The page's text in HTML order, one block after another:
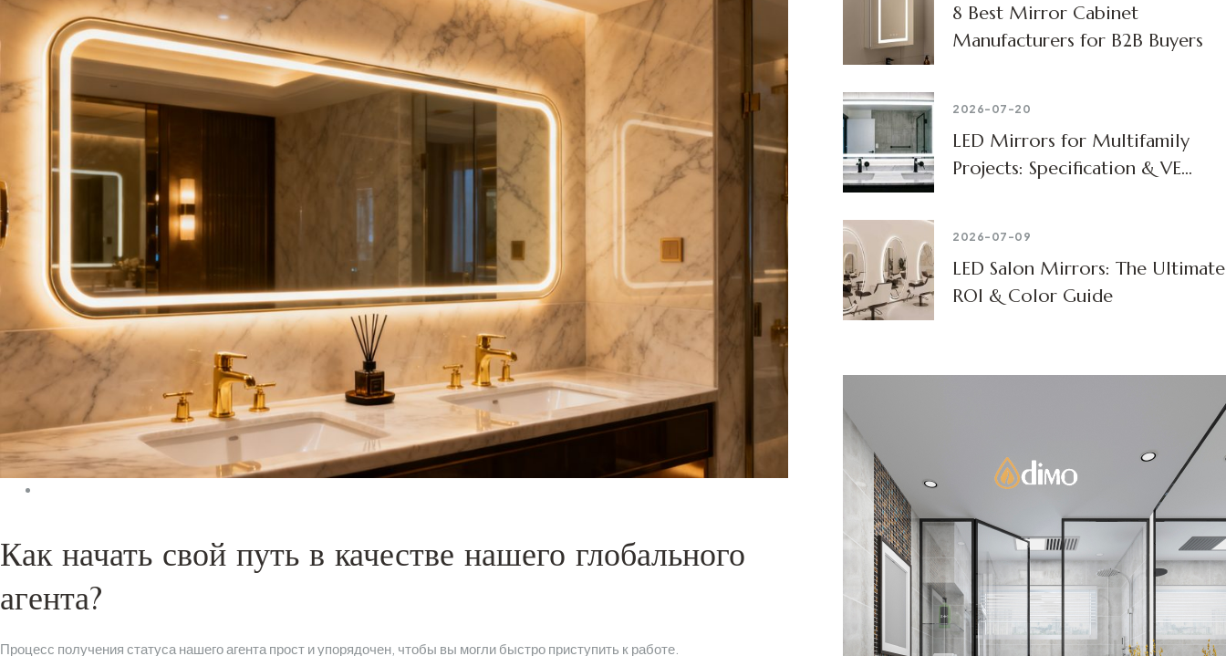
Как начать свой путь в качестве нашего глобального
агента?
Процесс получения статуса нашего агента прост и упорядочен, чтобы вы могли быстро приступить к работе.
8 Best Mirror Cabinet
Manufacturers for B2B Buyers
2026-07-20
LED Mirrors for Multifamily
Projects: Specification & VE
2026-07-09
LED Salon Mirrors: The Ultimate
ROI & Color Guide